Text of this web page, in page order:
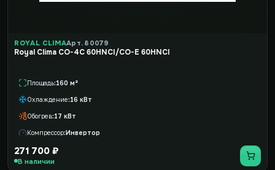
ROYAL CLIMAАрт. 80079
Royal Clima CO-4C 60HNCI/CO-E 60HNCI
Площадь 160 м²
Охлаждение 16 кВт
Обогрев 17 кВт
Компрессор Инвертор
271 700 ₽
В наличии